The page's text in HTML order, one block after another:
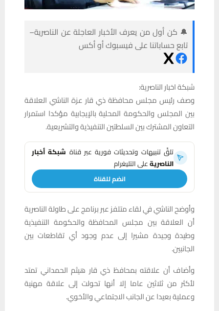
🔔 كن أول من يعرف الأخبار العاجلة عن الناصرية–
تابع حساباتنا على فيسبوك أو أكس
شبكة اخبار الناصرية:
وصف رئيس مجلس محافظة ذي قار عزة الناشي العلاقة
بين المجلس والحكومة المحلية بالإيجابية مؤكدا استمرار
التعاون المشترك بين السلطتين التنفيذية والتشريعية.
تلقَّ تنبيهات وتحديثات فورية عبر قناة شبكة أخبار
الناصريةعلى التليغرام
انضم للقناة
وأوضح الناشي في لقاء متلفز عبر برنامج على طاولة الناصرية
أن العلاقة بين مجلس المحافظة والحكومة التنفيذية
وطيدة وجيدة مشيرا إلى عدم وجود أي تقاطعات بين
الجانبين.
وأضاف أن علاقته بمحافظ ذي قار هيثم الحمداني تمتد
لأكثر من ثلاثين عاما إلا أنها تحولت إلى علاقة مهنية
وعملية بعيدا عن الجانب الاجتماعي والأخوي.